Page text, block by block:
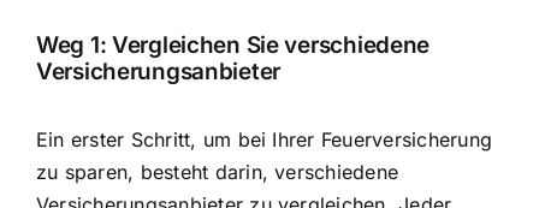
Weg 1: Vergleichen Sie verschiedene
Versicherungsanbieter
Ein erster Schritt, um bei Ihrer Feuerversicherung
zu sparen, besteht darin, verschiedene